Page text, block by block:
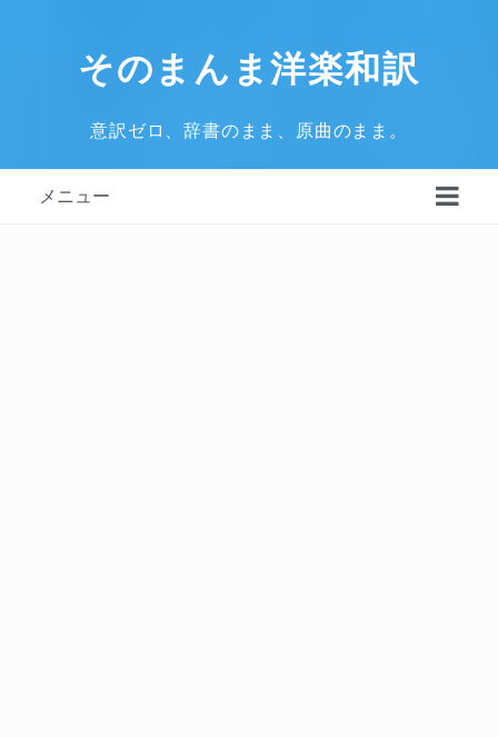
そのまんま洋楽和訳
意訳ゼロ、辞書のまま、原曲のまま。
メニュー